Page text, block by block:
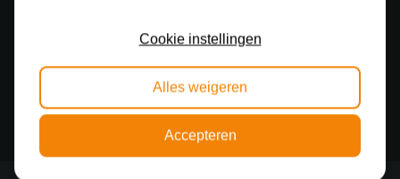
Gratis lichtbronnen
Bestelling inclusief lichtbron
Veilig online betalen
Veilig achteraf betalen met Klarna
Cookie instellingen
Alles weigeren
Accepteren